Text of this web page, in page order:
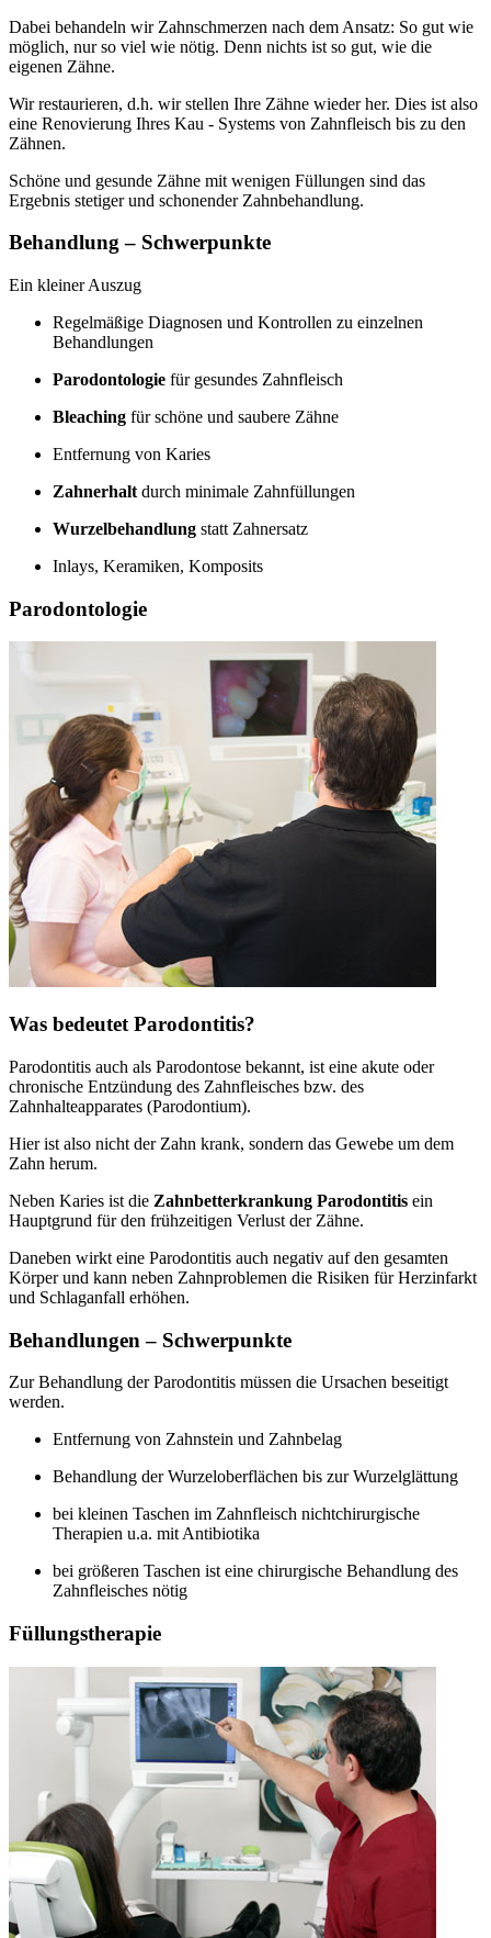
Dabei behandeln wir Zahnschmerzen nach dem Ansatz: So gut wie
möglich, nur so viel wie nötig. Denn nichts ist so gut, wie die
eigenen Zähne.
Wir restaurieren, d.h. wir stellen Ihre Zähne wieder her. Dies ist also
eine Renovierung Ihres Kau - Systems von Zahnfleisch bis zu den
Zähnen.
Schöne und gesunde Zähne mit wenigen Füllungen sind das
Ergebnis stetiger und schonender Zahnbehandlung.
Behandlung – Schwerpunkte
Ein kleiner Auszug
Regelmäßige Diagnosen und Kontrollen zu einzelnen
Behandlungen
Parodontologie für gesundes Zahnfleisch
Bleaching für schöne und saubere Zähne
Entfernung von Karies
Zahnerhalt durch minimale Zahnfüllungen
Wurzelbehandlung statt Zahnersatz
Inlays, Keramiken, Komposits
Parodontologie
Was bedeutet Parodontitis?
Parodontitis auch als Parodontose bekannt, ist eine akute oder
chronische Entzündung des Zahnfleisches bzw. des
Zahnhalteapparates (Parodontium).
Hier ist also nicht der Zahn krank, sondern das Gewebe um dem
Zahn herum.
Neben Karies ist die Zahnbetterkrankung Parodontitis ein
Hauptgrund für den frühzeitigen Verlust der Zähne.
Daneben wirkt eine Parodontitis auch negativ auf den gesamten
Körper und kann neben Zahnproblemen die Risiken für Herzinfarkt
und Schlaganfall erhöhen.
Behandlungen – Schwerpunkte
Zur Behandlung der Parodontitis müssen die Ursachen beseitigt
werden.
Entfernung von Zahnstein und Zahnbelag
Behandlung der Wurzeloberflächen bis zur Wurzelglättung
bei kleinen Taschen im Zahnfleisch nichtchirurgische
Therapien u.a. mit Antibiotika
bei größeren Taschen ist eine chirurgische Behandlung des
Zahnfleisches nötig
Füllungstherapie